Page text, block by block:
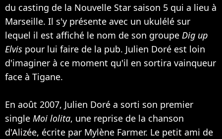
du casting de la Nouvelle Star saison 5 qui a lieu à
Marseille. Il s'y présente avec un ukulélé sur
lequel il est affiché le nom de son groupe Dig up
Elvis pour lui faire de la pub. Julien Doré est loin
d'imaginer à ce moment qu'il en sortira vainqueur
face à Tigane.
En août 2007, Julien Doré a sorti son premier
single Moi lolita, une reprise de la chanson
d'Alizée, écrite par Mylène Farmer. Le petit ami de